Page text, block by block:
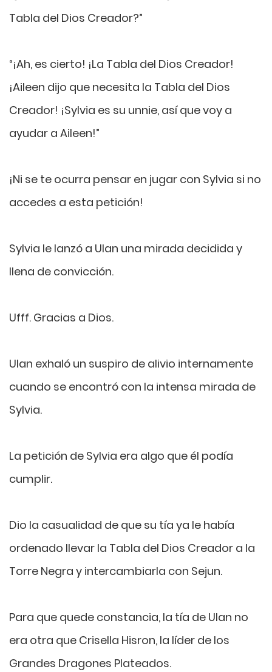
Tabla del Dios Creador?”
“¡Ah, es cierto! ¡La Tabla del Dios Creador!
¡Aileen dijo que necesita la Tabla del Dios
Creador! ¡Sylvia es su unnie, así que voy a
ayudar a Aileen!”
¡Ni se te ocurra pensar en jugar con Sylvia si no
accedes a esta petición!
Sylvia le lanzó a Ulan una mirada decidida y
llena de convicción.
Ufff. Gracias a Dios.
Ulan exhaló un suspiro de alivio internamente
cuando se encontró con la intensa mirada de
Sylvia.
La petición de Sylvia era algo que él podía
cumplir.
Dio la casualidad de que su tía ya le había
ordenado llevar la Tabla del Dios Creador a la
Torre Negra y intercambiarla con Sejun.
Para que quede constancia, la tía de Ulan no
era otra que Crisella Hisron, la líder de los
Grandes Dragones Plateados.